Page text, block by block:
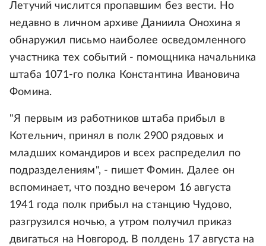
Летучий числится пропавшим без вести. Но
недавно в личном архиве Даниила Онохина я
обнаружил письмо наиболее осведомленного
участника тех событий - помощника начальника
штаба 1071-го полка Константина Ивановича
Фомина.
"Я первым из работников штаба прибыл в
Котельнич, принял в полк 2900 рядовых и
младших командиров и всех распределил по
подразделениям", - пишет Фомин. Далее он
вспоминает, что поздно вечером 16 августа
1941 года полк прибыл на станцию Чудово,
разгрузился ночью, а утром получил приказ
двигаться на Новгород. В полдень 17 августа на